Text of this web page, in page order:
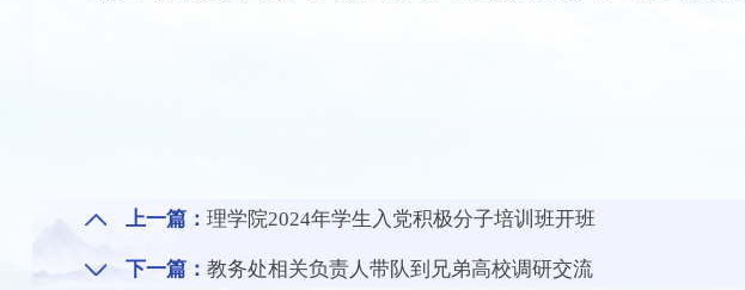
上一篇： 理学院2024年学生入党积极分子培训班开班
下一篇： 教务处相关负责人带队到兄弟高校调研交流